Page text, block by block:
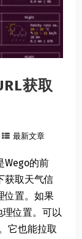
获取
最新文章
Wego的前
获取天气信
位置。如果
位置。可以
它也能拉取